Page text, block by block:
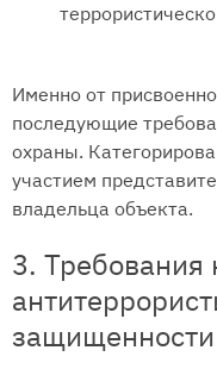
Именно от
последующие
охраны.
участием
владельца объекта.
3. Требования